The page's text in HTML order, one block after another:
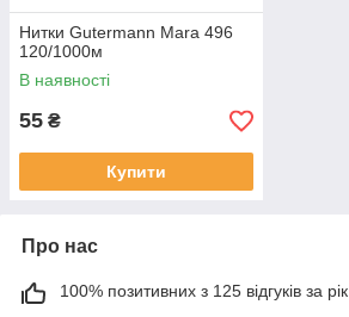
Нитки Gutermann Mara 496
120/1000м
В наявності
55 ₴
Купити
Про нас
100% позитивних з 125 відгуків за рік